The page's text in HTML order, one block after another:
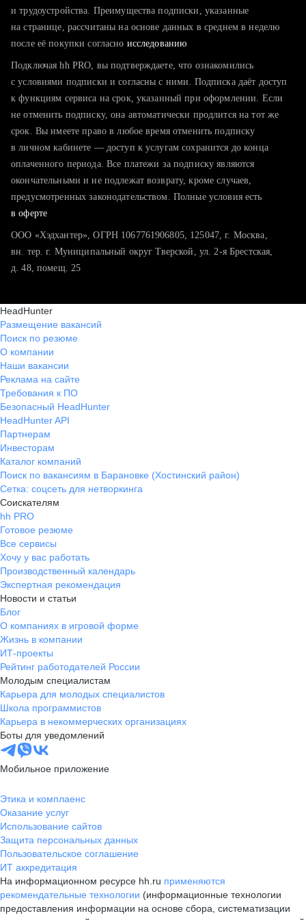
тратите много времени на поиск и вручную поднимаете
хотите сравнить себя с конкурентами и оценить шансы
и трудоустройства. Преимущества подписки, указанные
на странице, рассчитаны на основе данных в среднем в неделю
после её покупки согласно исследованию
Подключая hh PRO, вы подтверждаете, что ознакомились
с условиями подписки и согласны с ними. Подписка даёт доступ
к функциям сервиса на срок, указанный при оформлении. Если
не отменить подписку, она автоматически продлится на тот же
срок. Вы имеете право в любое время отменить подписку
в личном кабинете — доступ к услугам сохранится до конца
оплаченного периода. Все платежи за подписку являются
окончательными и не подлежат возврату, кроме случаев,
предусмотренных законодательством. Полные условия есть
в оферте
ООО «Хэдхантер», ОГРН 1067761906805, 125047, г. Москва,
вн. тер. г. Муниципальный округ Тверской, ул. 2-я Брестская,
д. 48, помещ. 25
HeadHunter
Размещение вакансий
Поиск по резюме
О компании
Наши вакансии
Реклама на сайте
Требования к ПО
Безопасный HeadHunter
HeadHunter API
Партнерам
Инвесторам
Каталог компаний
Поиск по вакансиям в Барановке (Хостинский район)
Сетка: соцсеть для нетворкинга
Соискателям
hh PRO
Готовое резюме
Все сервисы
Хочу у вас работать
Производственный календарь
Экспертная рекомендация
Новости и статьи
Блог
О компаниях в игровой форме
Жизнь в компании
ИТ-проекты
Рейтинг работодателей России
Молодым специалистам
Карьера для молодых специалистов
Школа программистов
Карьера в некоммерческих организациях
Боты для уведомлений
Мобильное приложение
Этика и комплаенс
Оказание услуг
Использование сайтов
Защита персональных данных
Пользовательское соглашение
ИТ аккредитация
На информационном ресурсе hh.ru применяются
рекомендательные технологии (информационные технологии
предоставления информации на основе сбора, систематизации